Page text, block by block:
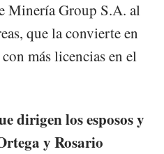
Minería Group S.A. al
que la convierte en
más licencias en el
dirigen los esposos y
y Rosario